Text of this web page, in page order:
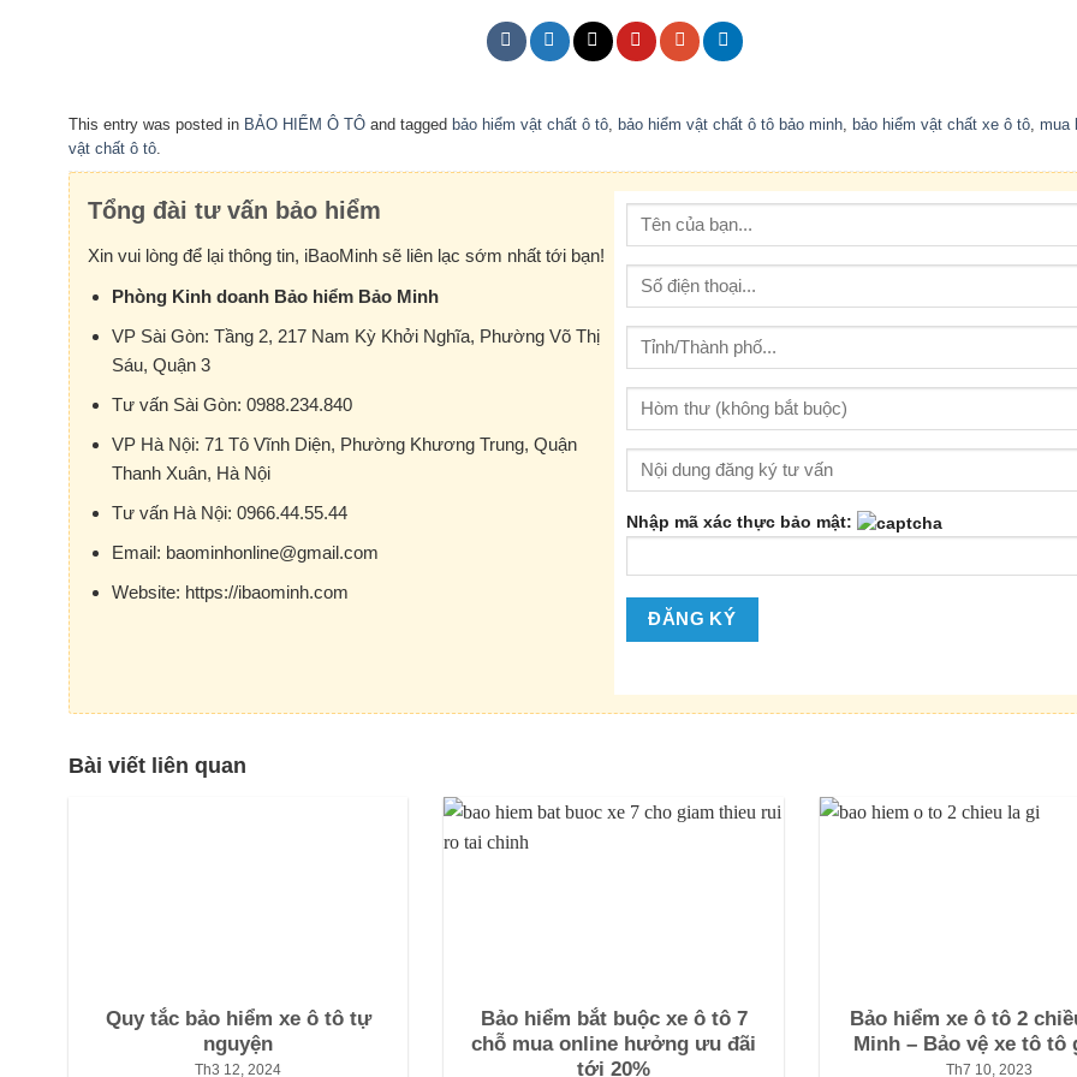
This entry was posted in BẢO HIỂM Ô TÔ and tagged bảo hiểm vật chất ô tô, bảo hiểm vật chất ô tô bảo minh, bảo hiểm vật chất xe ô tô, mua
vật chất ô tô.
Tổng đài tư vấn bảo hiểm
Xin vui lòng để lại thông tin, iBaoMinh sẽ liên lạc sớm nhất tới bạn!
Phòng Kinh doanh Bảo hiểm Bảo Minh
VP Sài Gòn: Tầng 2, 217 Nam Kỳ Khởi Nghĩa, Phường Võ Thị
Sáu, Quận 3
Tư vấn Sài Gòn: 0988.234.840
VP Hà Nội: 71 Tô Vĩnh Diện, Phường Khương Trung, Quận
Thanh Xuân, Hà Nội
Tư vấn Hà Nội: 0966.44.55.44
Email: baominhonline@gmail.com
Website: https://ibaominh.com
Nhập mã xác thực bảo mật:
Bài viết liên quan
Quy tắc bảo hiểm xe ô tô tự
nguyện
Th3 12, 2024
Bảo hiểm bắt buộc xe ô tô 7
chỗ mua online hưởng ưu đãi
tới 20%
Bảo hiểm xe ô tô 2
Minh – Bảo vệ xe tô tô
Th7 10, 2023